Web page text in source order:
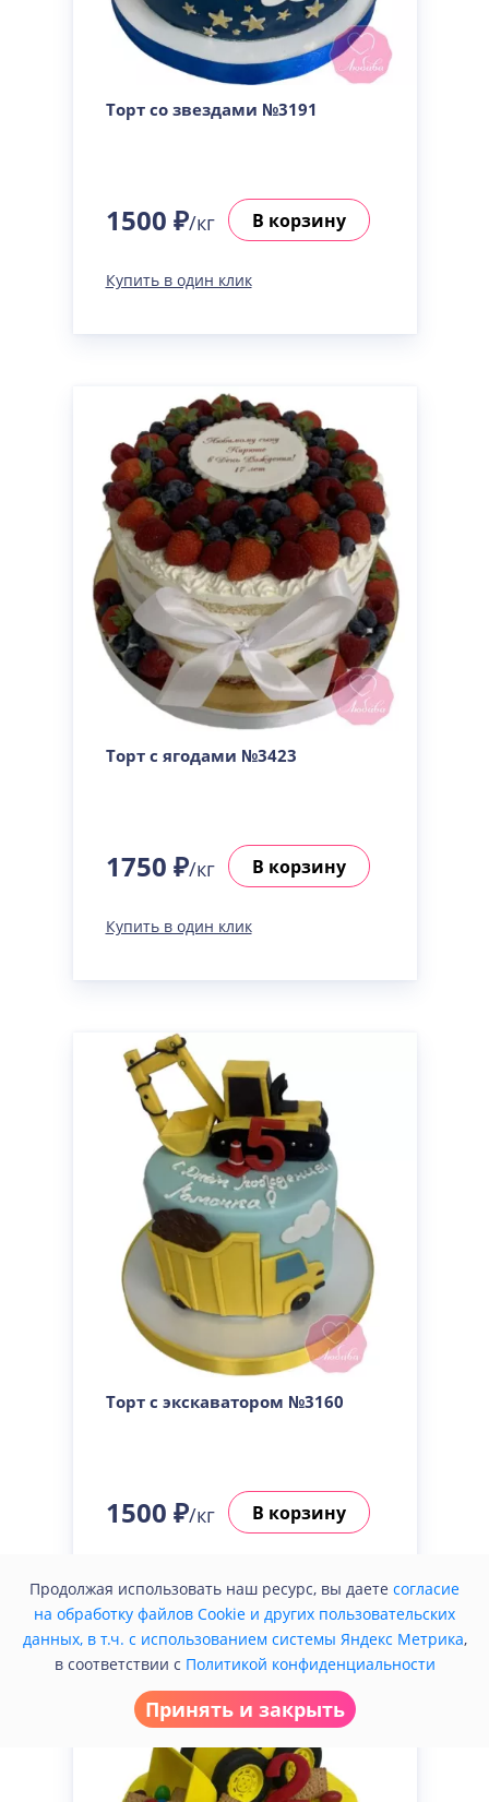
Торт со звездами №3191
1500 ₽/кг В корзину
Купить в один клик
Торт с ягодами №3423
1750 ₽/кг В корзину
Купить в один клик
Торт с экскаватором №3160
1500 ₽/кг В корзину
Продолжая использовать наш ресурс, вы даете согласие
на обработку файлов Cookie и других пользовательских
данных, в т.ч. с использованием системы Яндекс Метрика,
в соответствии с Политикой конфиденциальности
Принять и закрыть